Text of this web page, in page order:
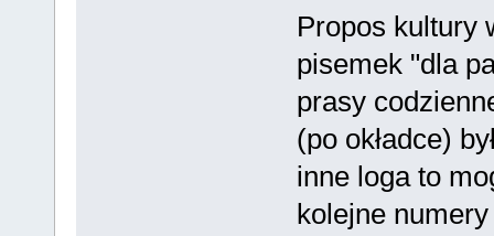
Propos kultury
pisemek "dla
prasy
(po okładce)
inne loga to
kolejne